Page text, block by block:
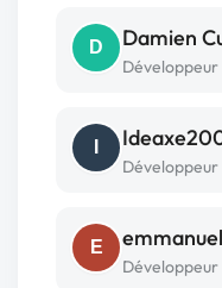
D Damien
E